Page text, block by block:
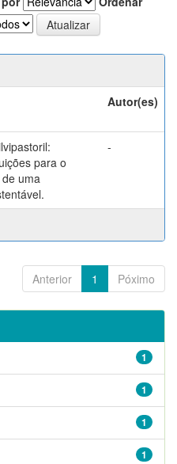
Autor(es)
para o
uma
-
Anterior 1 Póximo
1
1
1
1